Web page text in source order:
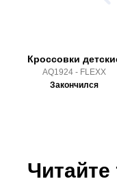
Кроссовки
AQ1924 - FLEXX
Закончился
Читайте